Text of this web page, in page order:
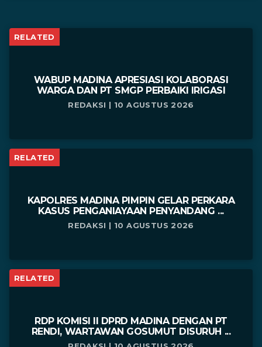
RELATED
WABUP MADINA APRESIASI KOLABORASI
WARGA DAN PT SMGP PERBAIKI IRIGASI
REDAKSI | 10 AGUSTUS 2026
RELATED
KAPOLRES MADINA PIMPIN GELAR PERKARA
KASUS PENGANIAYAAN PENYANDANG ...
REDAKSI | 10 AGUSTUS 2026
RELATED
RDP KOMISI II DPRD MADINA DENGAN PT
RENDI, WARTAWAN GOSUMUT DISURUH ...